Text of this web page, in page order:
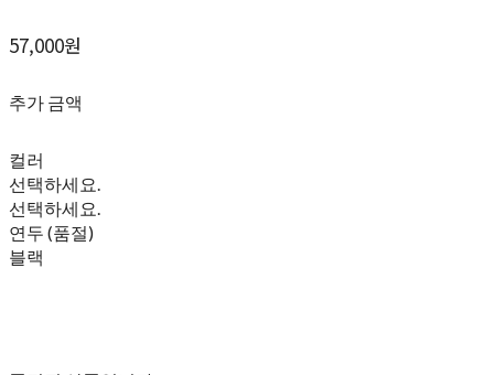
57,000원
추가 금액
컬러
선택하세요.
선택하세요.
연두 (품절)
블랙